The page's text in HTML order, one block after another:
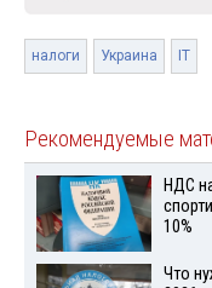
налоги Украина IT
Рекомендуемые
НДС
10%
Что